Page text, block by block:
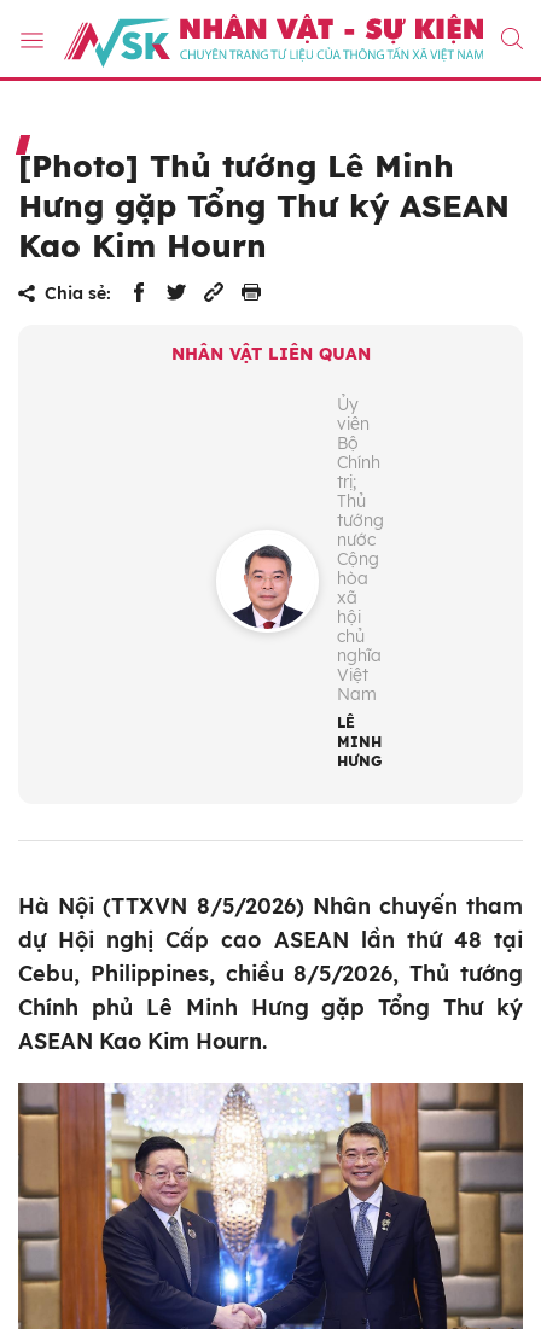
[Photo] Thủ tướng Lê Minh
Hưng gặp Tổng Thư ký ASEAN
Kao Kim Hourn
Chia sẻ:
NHÂN VẬT LIÊN QUAN
Ủy
viên
Bộ
Chính
trị;
Thủ
tướng
nước
Cộng
hòa
xã
hội
chủ
nghĩa
Việt
Nam
LÊ
MINH
HƯNG
Hà Nội (TTXVN 8/5/2026) Nhân chuyến tham
dự Hội nghị Cấp cao ASEAN lần thứ 48 tại
Cebu, Philippines, chiều 8/5/2026, Thủ tướng
Chính phủ Lê Minh Hưng gặp Tổng Thư ký
ASEAN Kao Kim Hourn.